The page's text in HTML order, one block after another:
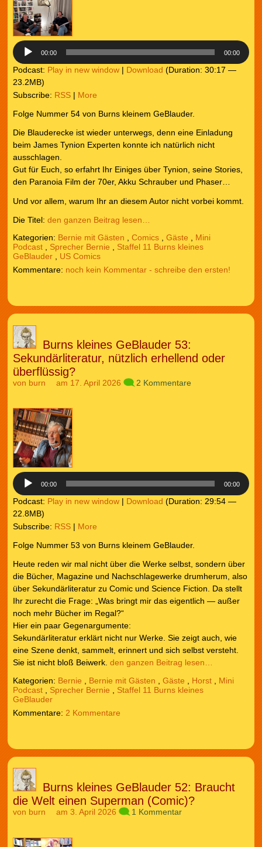
00:00 00:00
Podcast: Play in new window| Download (Duration: 30:17 —
23.2MB)
Subscribe: RSS| More
Folge Nummer 54 von Burns kleinem GeBlauder.
Die Blauderecke ist wieder unterwegs, denn eine Einladung
beim James Tynion Experten konnte ich natürlich nicht
ausschlagen.
Gut für Euch, so erfahrt Ihr Einiges über Tynion, seine Stories,
den Paranoia Film der 70er, Akku Schrauber und Phaser…
Und vor allem, warum Ihr an diesem Autor nicht vorbei kommt.
Die Titel: den ganzen Beitrag lesen…
Kategorien: Bernie mit Gästen Comics, Gäste
Mini
Podcast, Sprecher Bernie
Staffel 11 Burns kleines
GeBlauder, US Comics
noch kein Kommentar - schreibe den ersten!
Burns kleines GeBlauder 53:
Sekundärliteratur, nützlich erhellend oder
überflüssig?
von burn am 17. April 2026 2 Kommentare
00:00 00:00
Podcast: Play in new window| Download (Duration: 29:54 —
22.8MB)
Subscribe: RSS| More
Folge Nummer 53 von Burns kleinem GeBlauder.
Heute reden wir mal nicht über die Werke selbst, sondern über
die Bücher, Magazine und Nachschlagewerke drumherum, also
über Sekundärliteratur zu Comic und Science Fiction. Da stellt
Ihr zurecht die Frage: „Was bringt mir das eigentlich — außer
noch mehr Bücher im Regal?“
Hier ein paar Gegenargumente:
Sekundärliteratur erklärt nicht nur Werke. Sie zeigt auch, wie
eine Szene denkt, sammelt, erinnert und sich selbst versteht.
Sie ist nicht bloß Beiwerk. den ganzen Beitrag lesen…
Kategorien: Bernie Bernie mit Gästen Gäste Horst, Mini
Podcast, Sprecher Bernie
Staffel 11 Burns kleines
GeBlauder
2 Kommentare
Burns kleines GeBlauder 52: Braucht
die Welt einen Superman (Comic)?
von burn am 3. April 2026 1 Kommentar